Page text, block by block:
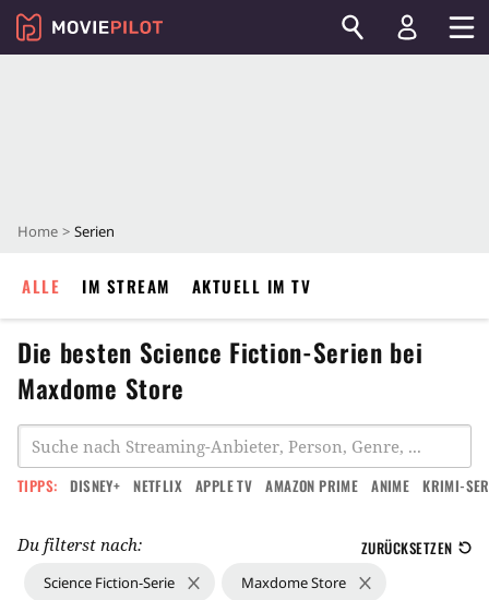
Home Serien
ALLE IM STREAM AKTUELL IM TV
Die besten Science Fiction-Serien bei
Maxdome Store
TIPPS: DISNEY+ NETFLIX APPLE TV AMAZON PRIME ANIME KRIMI-
Du filterst nach: ZURÜCKSETZEN
Science Fiction-Serie Maxdome Store